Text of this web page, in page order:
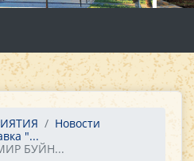
Новости
"...
БУЙН...